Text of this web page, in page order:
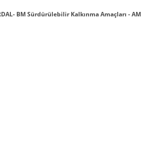
BM Sürdürülebilir Kalkınma Amaçları -